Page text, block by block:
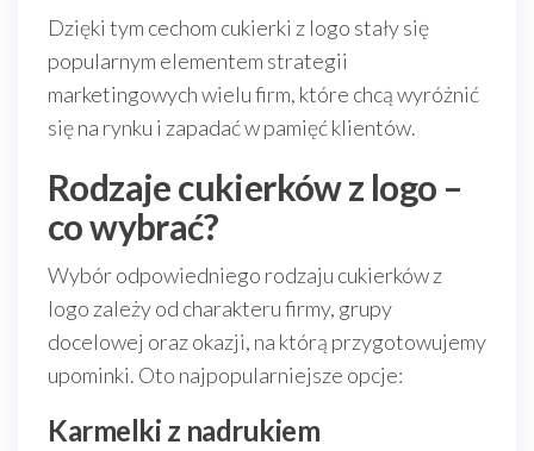
Dzięki tym cechom cukierki z logo stały się
popularnym elementem strategii
marketingowych wielu firm, które chcą wyróżnić
się na rynku i zapadać w pamięć klientów.
Rodzaje cukierków z logo –
co wybrać?
Wybór odpowiedniego rodzaju cukierków z
logo zależy od charakteru firmy, grupy
docelowej oraz okazji, na którą przygotowujemy
upominki. Oto najpopularniejsze opcje:
Karmelki z nadrukiem